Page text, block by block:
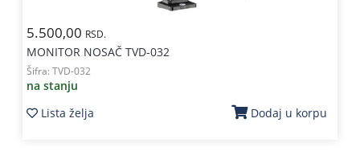
5.500,00 RSD.
MONITOR NOSAČ TVD-032
Šifra: TVD-032
na stanju
Lista želja
Dodaj u korpu